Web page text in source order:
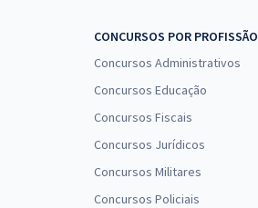
CONCURSOS POR PROFISSÃO
Concursos Administrativos
Concursos Educação
Concursos Fiscais
Concursos Jurídicos
Concursos Militares
Concursos Policiais